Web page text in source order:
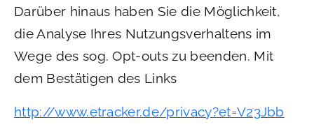
Darüber hinaus haben Sie die Möglichkeit,
die Analyse Ihres Nutzungsverhaltens im
Wege des sog. Opt-outs zu beenden. Mit
dem Bestätigen des Links
http://www.etracker.de/privacy?et=V23Jbb